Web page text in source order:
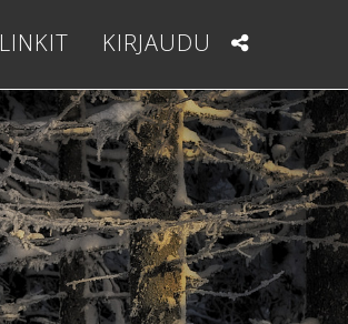
LINKIT KIRJAUDU